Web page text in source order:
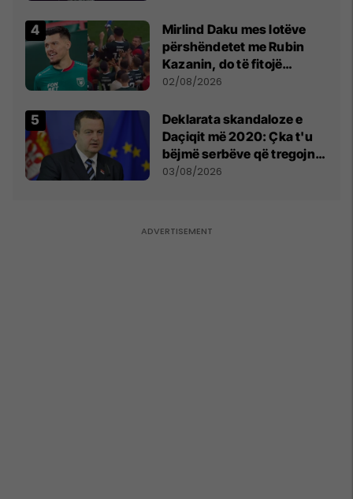
Mirlind Daku mes lotëve
përshëndetet me Rubin
Kazanin, do të fitojë
miliona te Spartak Moska
02/08/2026
​Deklarata skandaloze e
Daçiqit më 2020: Çka t'u
bëjmë serbëve që tregojnë
ku janë varrosur shqiptarët
03/08/2026